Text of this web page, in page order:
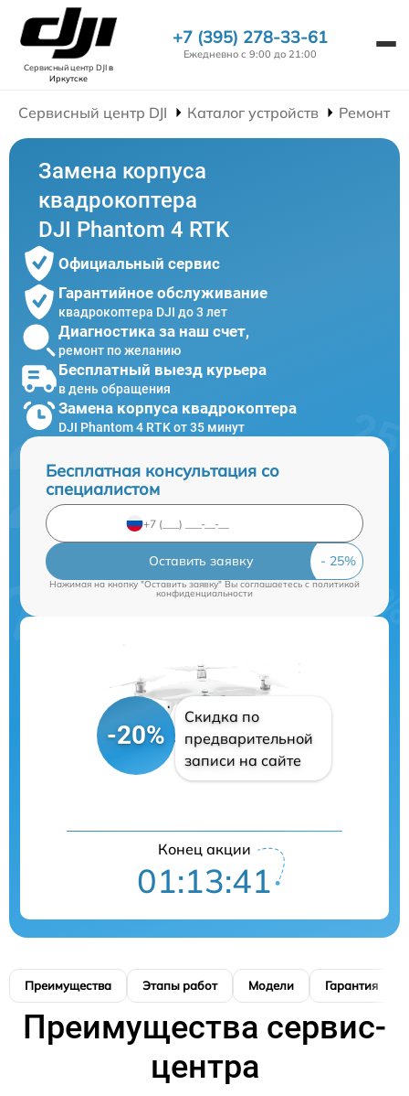
Сервисный центр DJIв
Иркутске
+7 (395) 278-33-61
Ежедневно с 9:00 до 21:00
Сервисный центр DJI Каталог устройств Ремонт
Замена корпуса
квадрокоптера
DJI Phantom 4 RTK
Официальный сервис
Гарантийное обслуживание
квадрокоптера DJI до 3 лет
Диагностика за наш счет,
ремонт по желанию
Бесплатный выезд курьера
в день обращения
Замена корпуса квадрокоптера
DJI Phantom 4 RTK от 35 минут
Бесплатная консультация со
специалистом
Оставить заявку
Нажимая на кнопку "Оставить заявку" Вы соглашаетесь cполитикой
конфиденциальности
-20%
Скидка по
предварительной
записи на сайте
Конец акции
01:13:40
Преимущества Этапы работ Модели Гарантия
Преимущества сервис-
центра